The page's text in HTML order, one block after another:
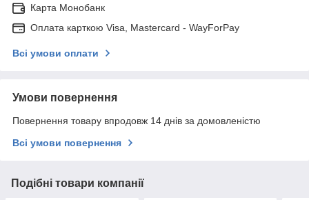
Карта Монобанк
Оплата карткою Visa, Mastercard - WayForPay
Всі умови оплати
Умови повернення
Повернення товару впродовж 14 днів за домовленістю
Всі умови повернення
Подібні товари компанії